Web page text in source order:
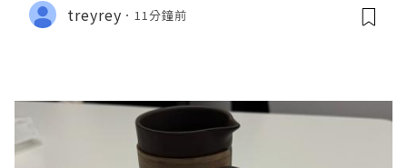
treyrey 11分鐘前